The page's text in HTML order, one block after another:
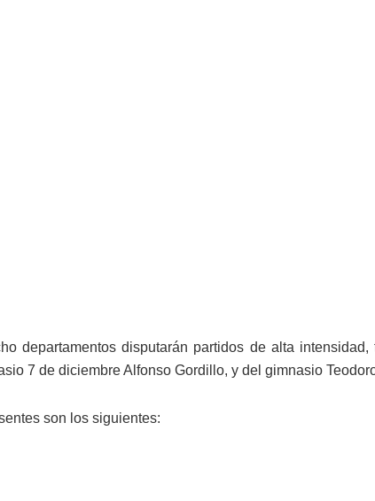
departamentos disputarán partidos de alta
7 de diciembre Alfonso Gordillo, y del gimnasio
son los siguientes: